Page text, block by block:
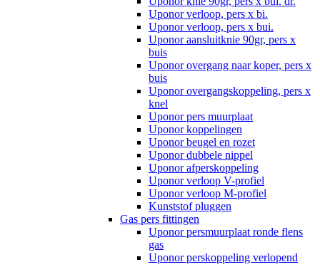
Uponor verloop, pers x bi.
Uponor verloop, pers x bui.
Uponor aansluitknie 90gr, pers x
buis
Uponor overgang naar koper, pers x
buis
Uponor overgangskoppeling, pers x
knel
Uponor pers muurplaat
Uponor koppelingen
Uponor beugel en rozet
Uponor dubbele nippel
Uponor afperskoppeling
Uponor verloop V-profiel
Uponor verloop M-profiel
Kunststof pluggen
Gas pers fittingen
Uponor persmuurplaat ronde flens
gas
Uponor perskoppeling verlopend